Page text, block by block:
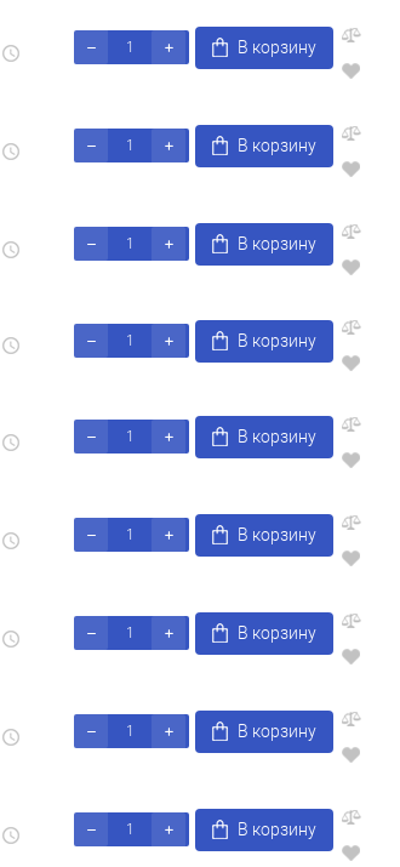
В корзину
В корзину
В корзину
В корзину
В корзину
В корзину
В корзину
В корзину
В корзину